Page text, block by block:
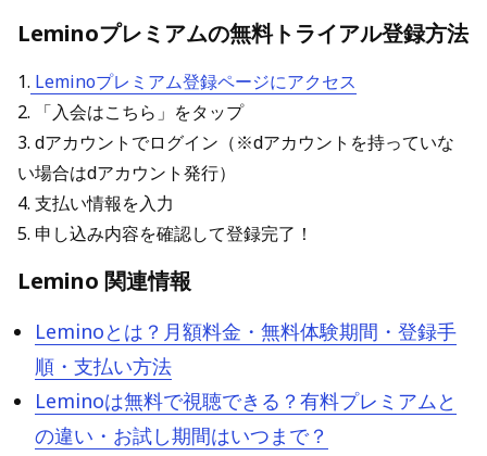
Leminoプレミアムの無料トライアル登録方法
1. Leminoプレミアム登録ページにアクセス
2. 「入会はこちら」をタップ
3. dアカウントでログイン（※dアカウントを持っていな
い場合はdアカウント発行）
4. 支払い情報を入力
5. 申し込み内容を確認して登録完了！
Lemino 関連情報
Leminoとは？月額料金・無料体験期間・登録手
順・支払い方法
Leminoは無料で視聴できる？有料プレミアムと
の違い・お試し期間はいつまで？